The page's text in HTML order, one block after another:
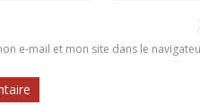
e-mail et mon site dans le